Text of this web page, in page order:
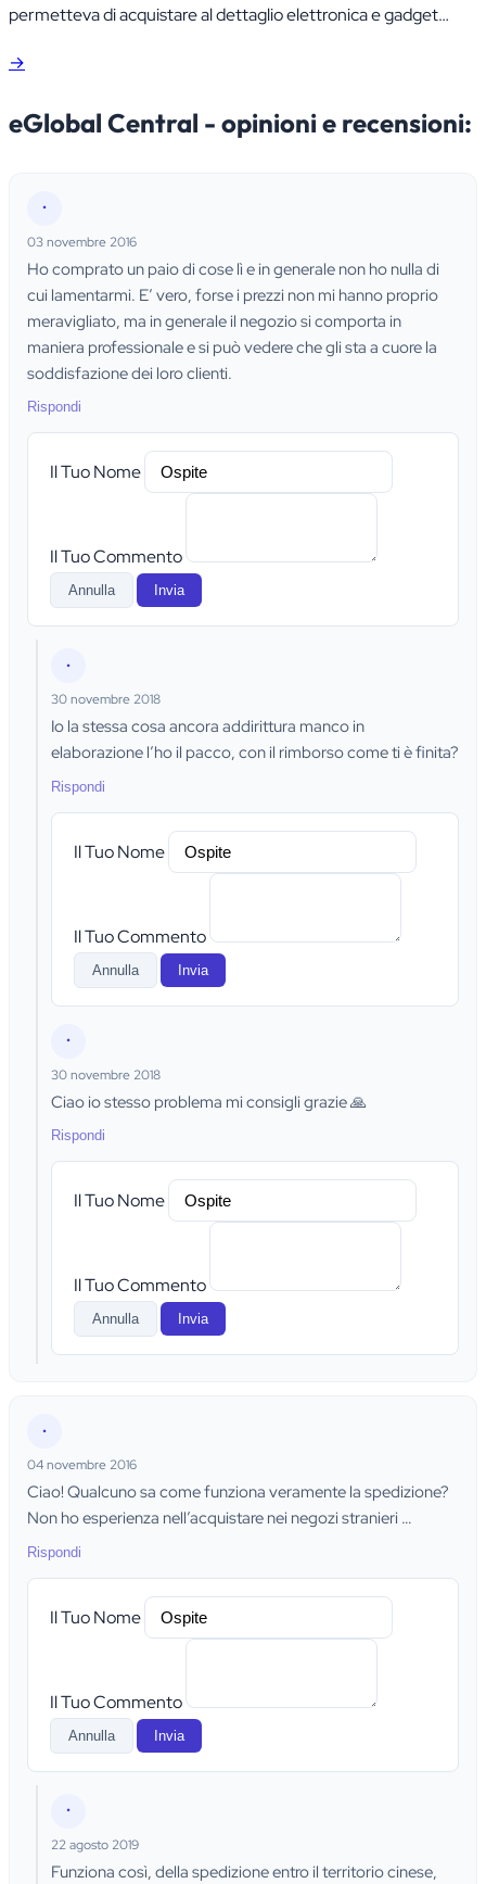
permetteva di acquistare al dettaglio elettronica e gadget
→
eGlobal Central - opinioni e recensioni:
•
03 novembre 2016
Ho comprato un paio di cose lì e in generale non ho nulla di
cui lamentarmi. E’ vero, forse i prezzi non mi hanno proprio
meravigliato, ma in generale il negozio si comporta in
maniera professionale e si può vedere che gli sta a cuore la
soddisfazione dei loro clienti.
Rispondi
Il Tuo Nome
Il Tuo Commento
Annulla Invia
•
30 novembre 2018
Io la stessa cosa ancora addirittura manco in
elaborazione l’ho il pacco, con il rimborso come ti è finita?
Rispondi
Il Tuo Nome
Il Tuo Commento
Annulla Invia
•
30 novembre 2018
Ciao io stesso problema mi consigli grazie 🙏
Rispondi
Il Tuo Nome
Il Tuo Commento
Annulla Invia
•
04 novembre 2016
Ciao! Qualcuno sa come funziona veramente la spedizione?
Non ho esperienza nell’acquistare nei negozi stranieri …
Rispondi
Il Tuo Nome
Il Tuo Commento
Annulla Invia
•
22 agosto 2019
Funziona così, della spedizione entro il territorio cinese,